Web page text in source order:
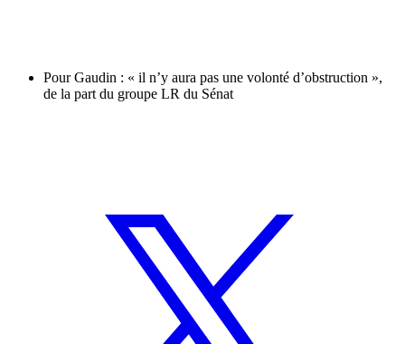
Pour Gaudin : « il n’y aura pas une volonté d’obstruction »,
de la part du groupe LR du Sénat